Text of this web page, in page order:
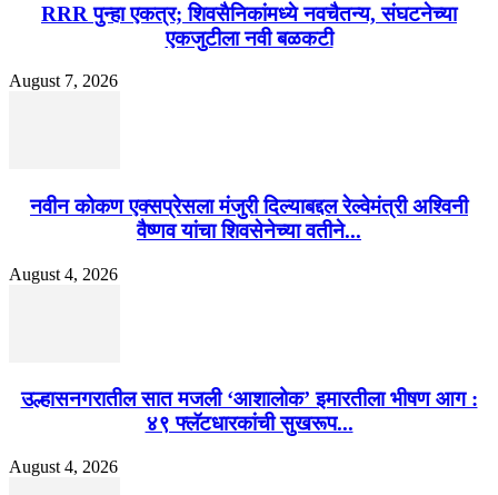
RRR पुन्हा एकत्र; शिवसैनिकांमध्ये नवचैतन्य, संघटनेच्या
एकजुटीला नवी बळकटी
August 7, 2026
नवीन कोकण एक्सप्रेसला मंजुरी दिल्याबद्दल रेल्वेमंत्री अश्विनी
वैष्णव यांचा शिवसेनेच्या वतीने...
August 4, 2026
उल्हासनगरातील सात मजली ‘आशालोक’ इमारतीला भीषण आग :
४९ फ्लॅटधारकांची सुखरूप...
August 4, 2026